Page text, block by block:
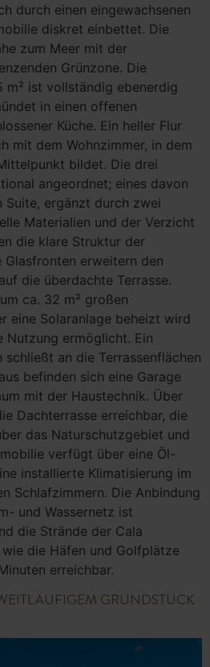
durch einen eingewachsenen
diskret einbettet. Die
zum Meer mit der
Grünzone. Die
m² ist vollständig ebenerdig
in einen offenen
Küche. Ein heller Flur
mit dem Wohnzimmer, in dem
bildet. Die drei
angeordnet; eines davon
Suite, ergänzt durch zwei
Materialien und der Verzicht
die klare Struktur der
Glasfronten erweitern den
die überdachte Terrasse.
ca. 32 m² großen
eine Solaranlage beheizt wird
Nutzung ermöglicht. Ein
an die Terrassenflächen
befinden sich eine Garage
mit der Haustechnik. Über
Dachterrasse erreichbar, die
das Naturschutzgebiet und
verfügt über eine Öl-
installierte Klimatisierung im
Schlafzimmern. Die Anbindung
und Wassernetz ist
die Strände der Cala
die Häfen und Golfplätze
erreichbar.
GRUNDSTÜCK